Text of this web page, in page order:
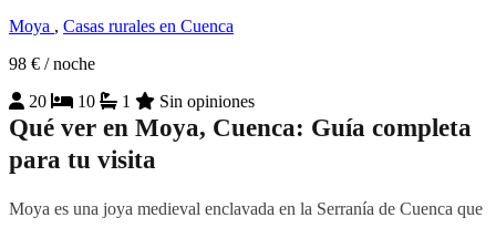
Moya , Casas rurales en Cuenca
98 € / noche
20
10 1 Sin opiniones
Qué ver en Moya, Cuenca: Guía completa
para tu visita
Moya es una joya medieval enclavada en la Serranía de Cuenca que